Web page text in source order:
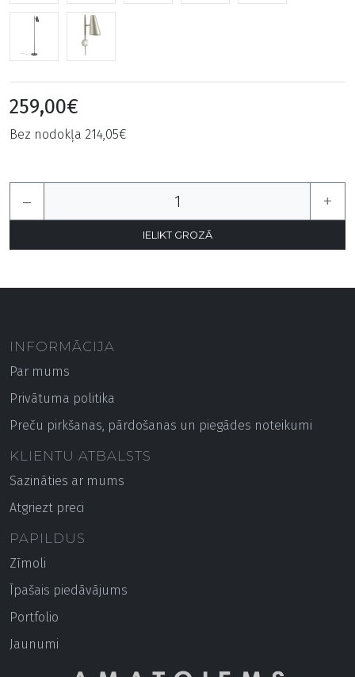
259,00€
Bez nodokļa 214,05€
– +
INFORMĀCIJA
Par mums
Privātuma politika
Preču pirkšanas, pārdošanas un piegādes noteikumi
KLIENTU ATBALSTS
Sazināties ar mums
Atgriezt preci
PAPILDUS
Zīmoli
Īpašais piedāvājums
Portfolio
Jaunumi